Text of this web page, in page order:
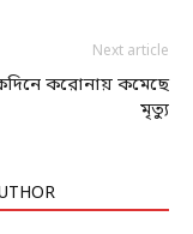
Next article
করোনায় কমেছে
মৃত্যু